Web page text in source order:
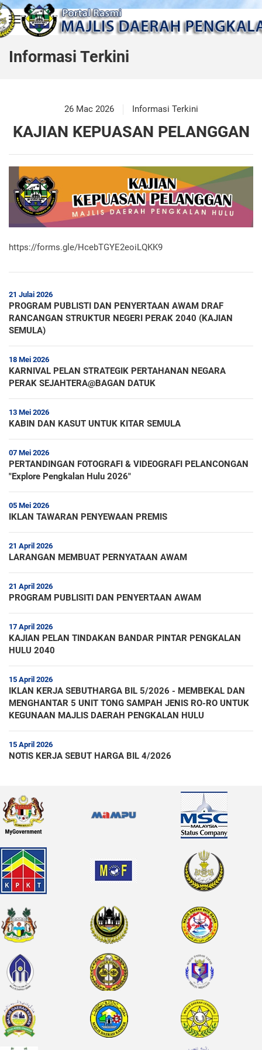
Skip to main content
Informasi Terkini
26 Mac 2026 Informasi Terkini
KAJIAN KEPUASAN PELANGGAN
https://forms.gle/HcebTGYE2eoiLQKK9
21 Julai 2026
PROGRAM PUBLISTI DAN PENYERTAAN AWAM DRAF
RANCANGAN STRUKTUR NEGERI PERAK 2040 (KAJIAN
SEMULA)
18 Mei 2026
KARNIVAL PELAN STRATEGIK PERTAHANAN NEGARA
PERAK SEJAHTERA@BAGAN DATUK
13 Mei 2026
KABIN DAN KASUT UNTUK KITAR SEMULA
07 Mei 2026
PERTANDINGAN FOTOGRAFI & VIDEOGRAFI PELANCONGAN
"Explore Pengkalan Hulu 2026"
05 Mei 2026
IKLAN TAWARAN PENYEWAAN PREMIS
21 April 2026
LARANGAN MEMBUAT PERNYATAAN AWAM
21 April 2026
PROGRAM PUBLISITI DAN PENYERTAAN AWAM
17 April 2026
KAJIAN PELAN TINDAKAN BANDAR PINTAR PENGKALAN
HULU 2040
15 April 2026
IKLAN KERJA SEBUTHARGA BIL 5/2026 - MEMBEKAL DAN
MENGHANTAR 5 UNIT TONG SAMPAH JENIS RO-RO UNTUK
KEGUNAAN MAJLIS DAERAH PENGKALAN HULU
15 April 2026
NOTIS KERJA SEBUT HARGA BIL 4/2026